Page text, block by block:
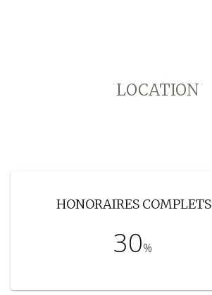
LOCATION
HONORAIRES COMPLETS
30%